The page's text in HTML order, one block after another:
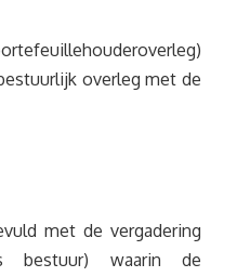
overleg met de
met de vergadering
bestuur) waarin de